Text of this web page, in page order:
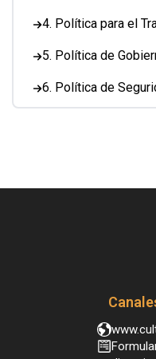
4. Política para el
5. Política de
6. Política de